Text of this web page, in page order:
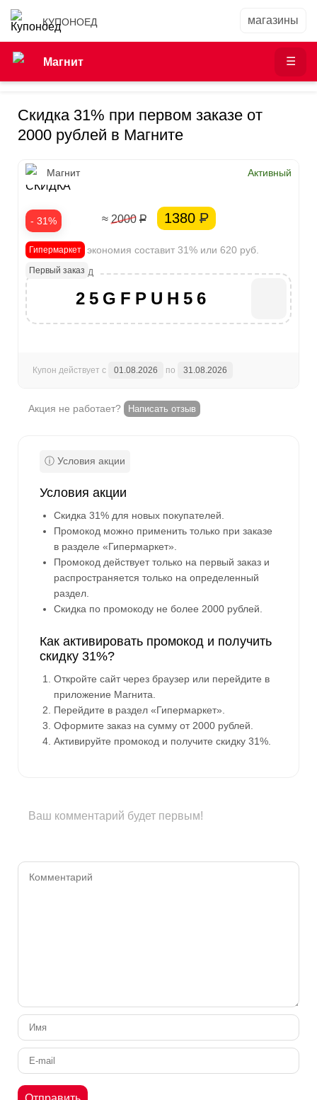
КУПОНОЕД
Магнит
Скидка 31% при первом заказе от
2000 рублей в Магните
- 31%
31%
СКИДКА
Магнит Активный
≈ 2000 Р 1380 Р
Ваша экономия составит 31% или 620 руб.
25GFPUH56
Гипермаркет
Первый заказ
Купон действует с 01.08.2026 по 31.08.2026
Акция не работает? Написать отзыв
Условия акции
Скидка 31% для новых покупателей.
Промокод можно применить только при заказе
в разделе «Гипермаркет».
Промокод действует только на первый заказ и
распространяется только на определенный
раздел.
Скидка по промокоду не более 2000 рублей.
Как активировать промокод и получить
скидку 31%?
Откройте сайт через браузер или перейдите в
приложение Магнита.
Перейдите в раздел «Гипермаркет».
Оформите заказ на сумму от 2000 рублей.
Активируйте промокод и получите скидку 31%.
Ваш комментарий будет первым!